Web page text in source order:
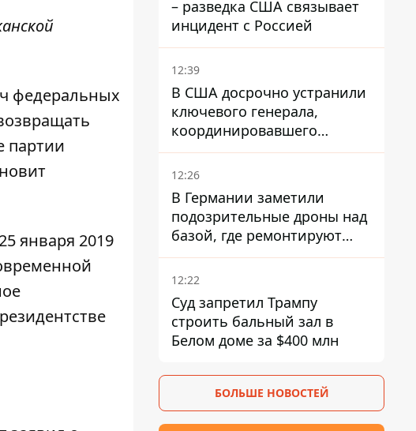
федеральных
партии
января 2019
– разведка США связывает
инцидент с Россией
12:39
В США досрочно устранили
ключевого генерала,
координировавшего
поддержку Украины -
причину умалчивают
12:26
В Германии заметили
подозрительные дроны над
базой, где ремонтируют
Patriot - СМИ
12:22
Суд запретил Трампу
строить бальный зал в
Белом доме за $400 млн
БОЛЬШЕ НОВОСТЕЙ